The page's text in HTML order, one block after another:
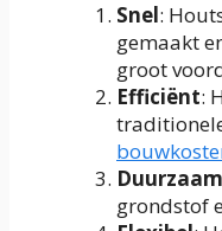
Snel:
gemaakt
groot
Efficiënt:
Duurzaam
grondstof